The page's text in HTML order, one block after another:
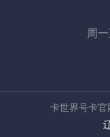
周
卡世界号卡